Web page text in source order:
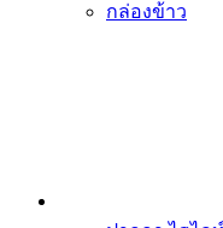
กล่องข้าว